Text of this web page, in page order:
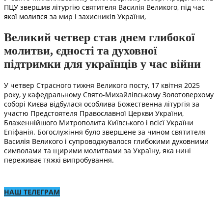
ПЦУ звершив літургію святителя Василія Великого, під час
якої молився за мир і захисників України,
Великий четвер став днем глибокої
молитви, єдності та духовної
підтримки для українців у час війни
У четвер Страсного тижня Великого посту, 17 квітня 2025
року, у кафедральному Свято-Михайлівському Золотоверхому
соборі Києва відбулася особлива Божественна літургія за
участю Предстоятеля Православної Церкви України,
Блаженнійшого Митрополита Київського і всієї України
Епіфанія. Богослужіння було звершене за чином святителя
Василія Великого і супроводжувалося глибокими духовними
символами та щирими молитвами за Україну, яка нині
переживає тяжкі випробування.
НАШ ТЕЛЕГРАМ